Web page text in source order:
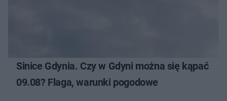
Sinice Gdynia. Czy w Gdyni można się kąpać
09.08? Flaga, warunki pogodowe